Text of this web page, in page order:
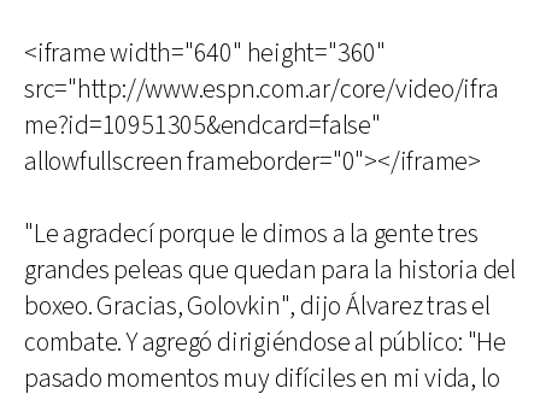
<iframe width="640" height="360"
src="http://www.espn.com.ar/core/video/ifra
me?id=10951305&endcard=false"
allowfullscreen frameborder="0"></iframe>
"Le agradecí porque le dimos a la gente tres
grandes peleas que quedan para la historia del
boxeo. Gracias, Golovkin", dijo Álvarez tras el
combate. Y agregó dirigiéndose al público: "He
pasado momentos muy difíciles en mi vida, lo